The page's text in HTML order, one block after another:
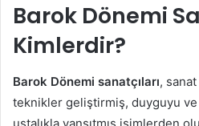
Barok Dönemi
Kimlerdir?
Barok Dönemi sanatçıları,
teknikler geliştirmiş, duyguyu
ustalıkla yansıtmış isimlerden